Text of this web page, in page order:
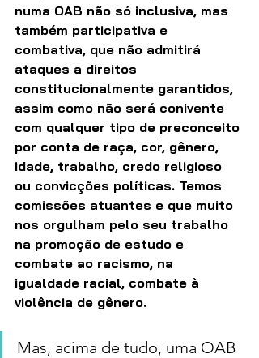
numa OAB não só inclusiva, mas
também participativa e
combativa, que não admitirá
ataques a direitos
constitucionalmente garantidos,
assim como não será conivente
com qualquer tipo de preconceito
por conta de raça, cor, gênero,
idade, trabalho, credo religioso
ou convicções políticas. Temos
comissões atuantes e que muito
nos orgulham pelo seu trabalho
na promoção de estudo e
combate ao racismo, na
igualdade racial, combate à
violência de gênero.
Mas, acima de tudo, uma OAB